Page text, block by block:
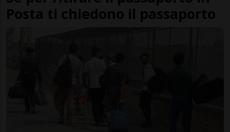
Posta ti chiedono il passaporto